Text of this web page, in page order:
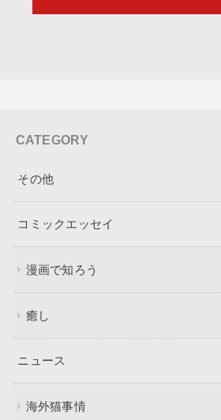
CATEGORY
その他
コミックエッセイ
漫画で知ろう
癒し
ニュース
海外猫事情